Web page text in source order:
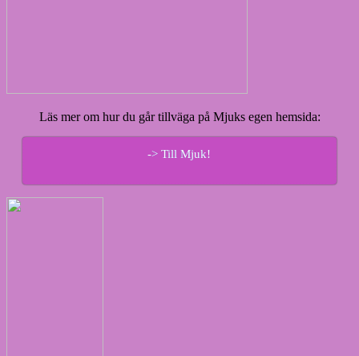
Läs mer om hur du går tillväga på Mjuks egen hemsida:
-> Till Mjuk!